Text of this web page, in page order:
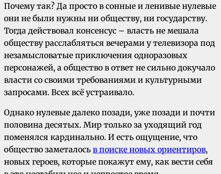
Почему так? Да просто в сонные и ленивые нулевые
они не были нужны ни обществу, ни государству.
Тогда действовал консенсус – власть не мешала
обществу расслабляться вечерами у телевизора под
незамысловатые приключения одноразовых
персонажей, а общество в ответ не сильно докучало
власти со своими требованиями и культурными
запросами. Всех всё устраивало.
Однако нулевые далеко позади, уже позади и почти
половина десятых. Мир только за уходящий год
поменялся кардинально. И есть ощущение, что
общество заметалось в поиске новых ориентиров,
новых героев, которые покажут ему, как вести себя